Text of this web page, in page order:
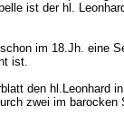
ist der hl.
im 18.Jh. eine
ist.
den hl.Leonhard
zwei im